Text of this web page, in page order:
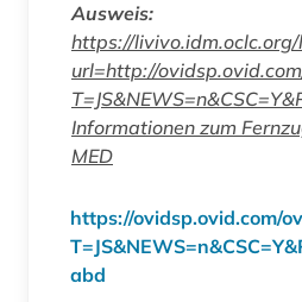
Ausweis:
https://livivo.idm.oclc.org/
url=http://
Informationen zum
MED
https://ovidsp.ovid.com/
abd